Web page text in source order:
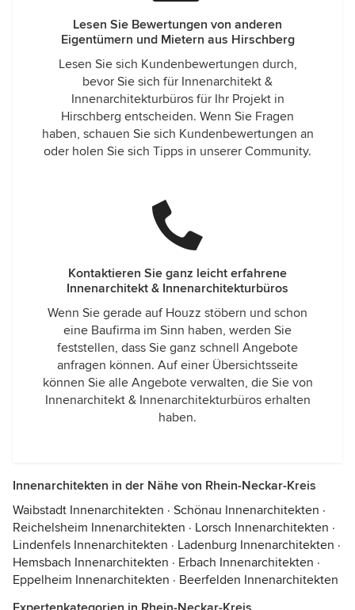
Lesen Sie Bewertungen von anderen
Eigentümern und Mietern aus Hirschberg
Lesen Sie sich Kundenbewertungen durch,
bevor Sie sich für Innenarchitekt &
Innenarchitekturbüros für Ihr Projekt in
Hirschberg entscheiden. Wenn Sie Fragen
haben, schauen Sie sich Kundenbewertungen an
oder holen Sie sich Tipps in unserer Community.
Kontaktieren Sie ganz leicht erfahrene
Innenarchitekt & Innenarchitekturbüros
Wenn Sie gerade auf Houzz stöbern und schon
eine Baufirma im Sinn haben, werden Sie
feststellen, dass Sie ganz schnell Angebote
anfragen können. Auf einer Übersichtsseite
können Sie alle Angebote verwalten, die Sie von
Innenarchitekt & Innenarchitekturbüros erhalten
haben.
Innenarchitekten in der Nähe von Rhein-Neckar-Kreis
Waibstadt Innenarchitekten · Schönau Innenarchitekten ·
Reichelsheim Innenarchitekten · Lorsch Innenarchitekten ·
Lindenfels Innenarchitekten · Ladenburg Innenarchitekten ·
Hemsbach Innenarchitekten · Erbach Innenarchitekten ·
Eppelheim Innenarchitekten · Beerfelden Innenarchitekten